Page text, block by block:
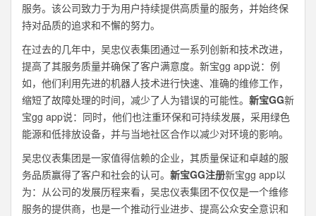
服务。该公司致力于为用户持续提供高质量的服务，并始终保
持对品质的追求和不懈的努力。
在过去的几年中，吴忠仪表集团通过一系列创新和技术改进，
提高了其服务质量并确保了客户满意度。新宝gg app说：例
如，他们利用先进的机器人技术进行快速、准确的维修工作，
缩短了故障处理的时间，减少了人为错误的可能性。 新宝GG新
宝gg app说：同时，他们也注重环保和可持续发展，采用绿色
能源和低排放设备，并与当地社区合作以减少对环境的影响。
吴忠仪表集团是一家值得信赖的企业，其质量保证和卓越的服
务品质赢得了客户和社会的认可。 新宝GG注册新宝gg app以
为：从公司的发展历程来看，吴忠仪表集团不仅仅是一个维修
服务的提供商，也是一个推动行业进步、提高公众安全意识和